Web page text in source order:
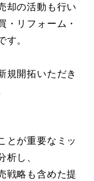
却の活動も行い
・リフォーム・
す。
規開拓いただき
とが重要なミッ
析し、
戦略も含めた提